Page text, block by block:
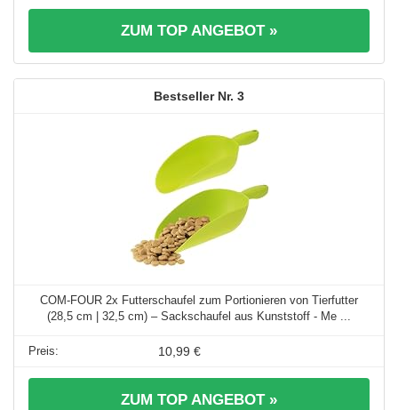
ZUM TOP ANGEBOT »
3
COM-FOUR 2x Futterschaufel zum Portionieren von Tierfutter
(28,5 cm | 32,5 cm) – Sackschaufel aus Kunststoff - Me ...
10,99 €
ZUM TOP ANGEBOT »